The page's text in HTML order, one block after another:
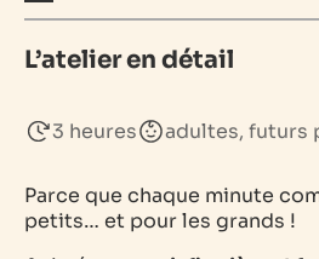
L’atelier en détail
3 heures adultes, futurs
Parce que chaque minute
petits… et pour les grands !